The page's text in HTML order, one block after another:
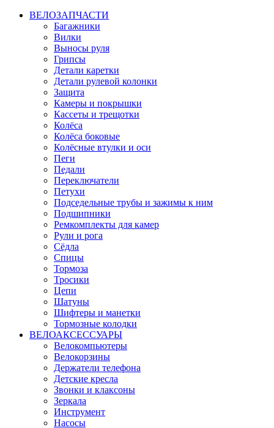
ВЕЛОЗАПЧАСТИ
Багажники
Вилки
Выносы руля
Грипсы
Детали каретки
Детали рулевой колонки
Защита
Камеры и покрышки
Кассеты и трещотки
Колёса
Колёса боковые
Колёсные втулки и оси
Пеги
Педали
Переключатели
Петухи
Подседельные трубы и зажимы к ним
Подшипники
Ремкомплекты для камер
Рули и рога
Сёдла
Спицы
Тормоза
Тросики
Цепи
Шатуны
Шифтеры и манетки
Тормозные колодки
ВЕЛОАКСЕССУАРЫ
Велокомпьютеры
Велокорзины
Держатели телефона
Детские кресла
Звонки и клаксоны
Зеркала
Инструмент
Насосы